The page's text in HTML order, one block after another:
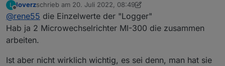
Übrigens in den Einstellungen ist die kleine
Zahl/Nummer die App ID und die Große das
Ist der in der UI auch so betitelt, oder nicht?
beobachtet, wobei es auch schon mal 'normal schnell'
L
Offline
loverzschrieb am 20. Juli 2022, 08:49
zuletzt editiert von loverz
@rene55 die Einzelwerte der "Logger"
Hab ja 2 Microwechselrichter MI-300 die zusammen
arbeiten.
Ist aber nicht wirklich wichtig, es sei denn, man hat sie